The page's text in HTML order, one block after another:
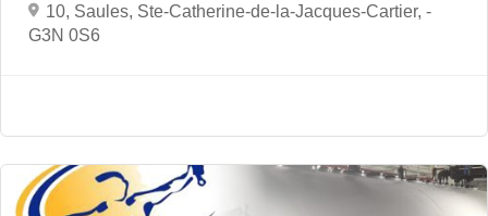
10, Saules, Ste-Catherine-de-la-Jacques-Cartier, -
G3N 0S6